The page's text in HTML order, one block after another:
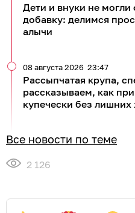
Дети и внуки не могли
добавку: делимся
алычи
Рассыпчатая крупа,
рассказываем, как
купечески без лишних
08 августа 2026 23:47
Все новости по теме
2 126